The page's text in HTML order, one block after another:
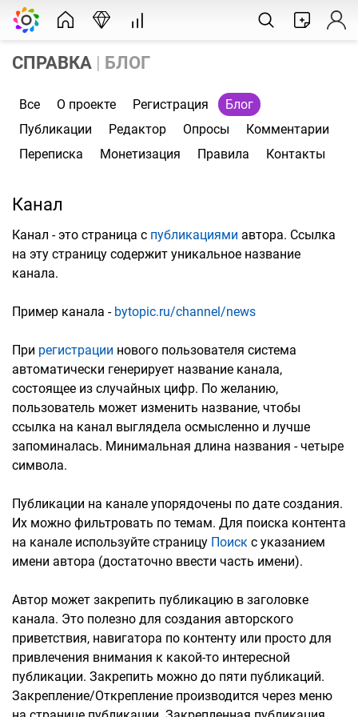
СПРАВКА | БЛОГ
Все О проекте Регистрация
Блог
Публикации
Редактор Опросы
Комментарии
Переписка
Монетизация Правила Контакты
Канал
Канал - это страница с публикациями автора. Ссылка
на эту страницу содержит уникальное название
канала.
Пример канала - bytopic.ru/channel/news
При регистрации нового пользователя система
автоматически генерирует название канала,
состоящее из случайных цифр. По желанию,
пользователь может изменить название, чтобы
ссылка на канал выглядела осмысленно и лучше
запоминалась. Минимальная длина названия - четыре
символа.
Публикации на канале упорядочены по дате создания.
Их можно фильтровать по темам. Для поиска контента
на канале используйте страницу Поиск с указанием
имени автора (достаточно ввести часть имени).
Автор может закрепить публикацию в заголовке
канала. Это полезно для создания авторского
приветствия, навигатора по контенту или просто для
привлечения внимания к какой-то интересной
публикации. Закрепить можно до пяти публикаций.
Закрепление/Открепление производится через меню